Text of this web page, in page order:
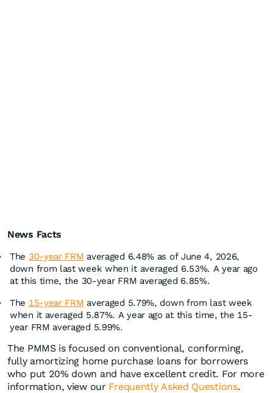
News Facts
The 30-year FRM averaged 6.48% as of June 4, 2026,
down from last week when it averaged 6.53%. A year ago
at this time, the 30-year FRM averaged 6.85%.
The 15-year FRM averaged 5.79%, down from last week
when it averaged 5.87%. A year ago at this time, the 15-
year FRM averaged 5.99%.
The PMMS is focused on conventional, conforming,
fully amortizing home purchase loans for borrowers
who put 20% down and have excellent credit. For more
information, view our Frequently Asked Questions.